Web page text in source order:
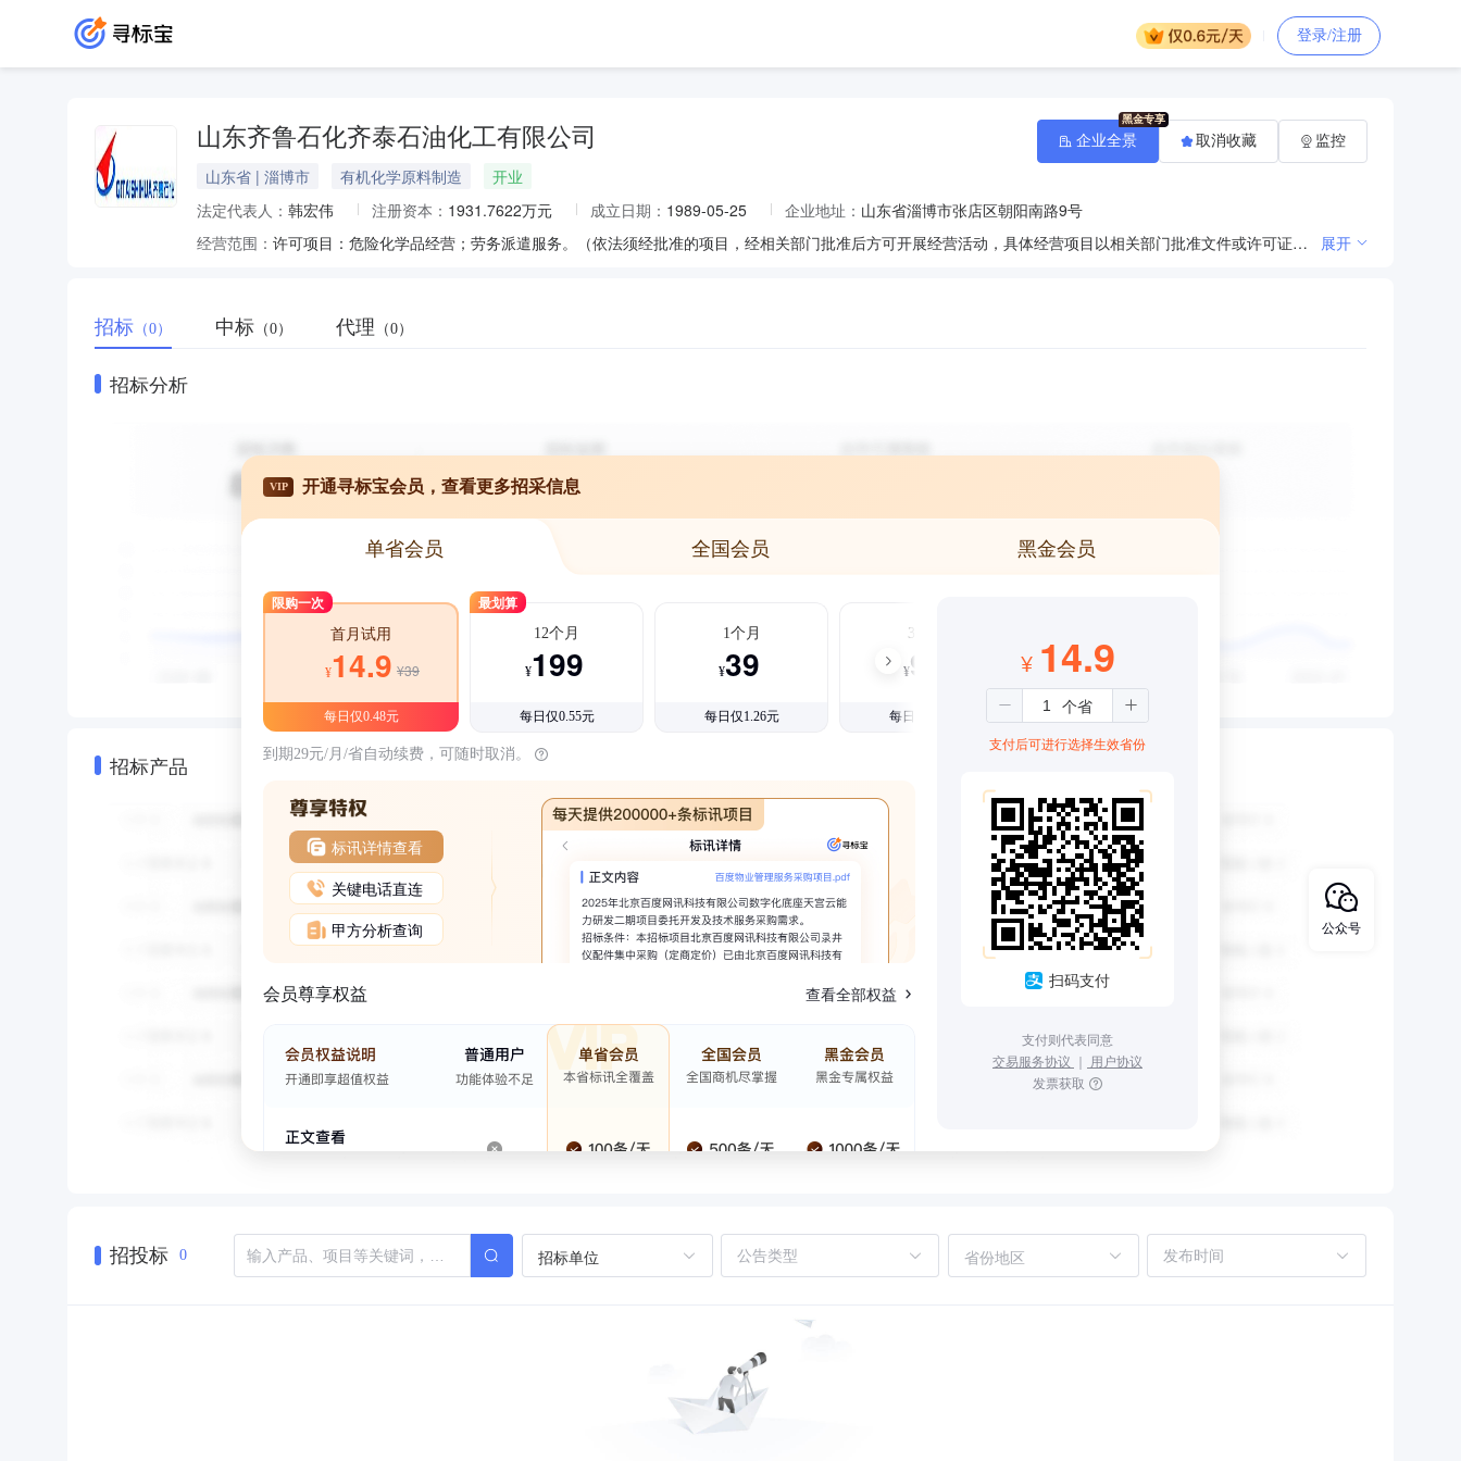
登录/注册
山东齐鲁石化齐泰石油化工有限公司
山东省 | 淄博市 有机化学原料制造
开业
法定代表人： 韩宏伟 注册资本： 1931.7622万元 成立日期： 1989-05-25 企业地址： 山东省淄博市张店区朝阳南路9号
经营范围：
许可项目：危险化学品经营；劳务派遣服务。（依法须经批准的项目，经相关部门批准后方可开展经营活动，具体经营项目以相关部门批准文件或许可证件为准）一般项目：化工产品销售（不含许可类化工产品）；机械设备租赁；物业管理；餐饮管理；安全咨询服务；生产性废旧金属回收；再生资源回收（除生产性废旧金属）；小微型客车租赁经营服务；货物进出口。（除依法须经批准的项目外，凭营业执照依法自主开展经营活动） 展开
企业全景 取消收藏 监控
招标 （0） 中标 （0） 代理 （0）
招标分析
招标产品
VIP 开通寻标宝会员，查看更多招采信息
单省会员 全国会员 黑金会员
限购一次
首月试用
¥14.9 ¥39
每日仅0.48元
最划算
12个月
¥199
每日仅0.55元
1个月
¥39
每日仅1.26元
3个月
¥99
每日仅1.08元
到期29元/月/省自动续费，可随时取消。
标讯详情查看
关键电话直连
甲方分析查询
会员尊享权益 查看全部权益
¥ 14.9
支付后可进行选择生效省份
扫码支付
支付则代表同意
交易服务协议 ｜ 用户协议
发票获取
招投标 0 招标单位 省份地区
公众号